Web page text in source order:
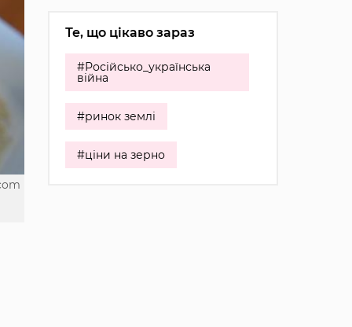
Те, що цікаво зараз
#Російсько_українська
війна
#ринок землі
#ціни на зерно